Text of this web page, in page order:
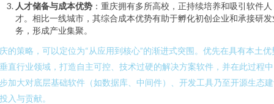
人才储备与成本优势 ：重庆拥有多所高校，正持续培养和吸引软件人
才。相比一线城市，其综合成本优势有助于孵化初创企业和承接研发
务，形成产业集聚。
的策略，可以定位为“从应用到核心”的渐进式突围。优先在具有本土优
直行业领域，打造自主可控、技术过硬的解决方案软件，并在此过程
加大对底层基础软件（如数据库、中间件）、开发工具乃至开源生态
入与贡献。